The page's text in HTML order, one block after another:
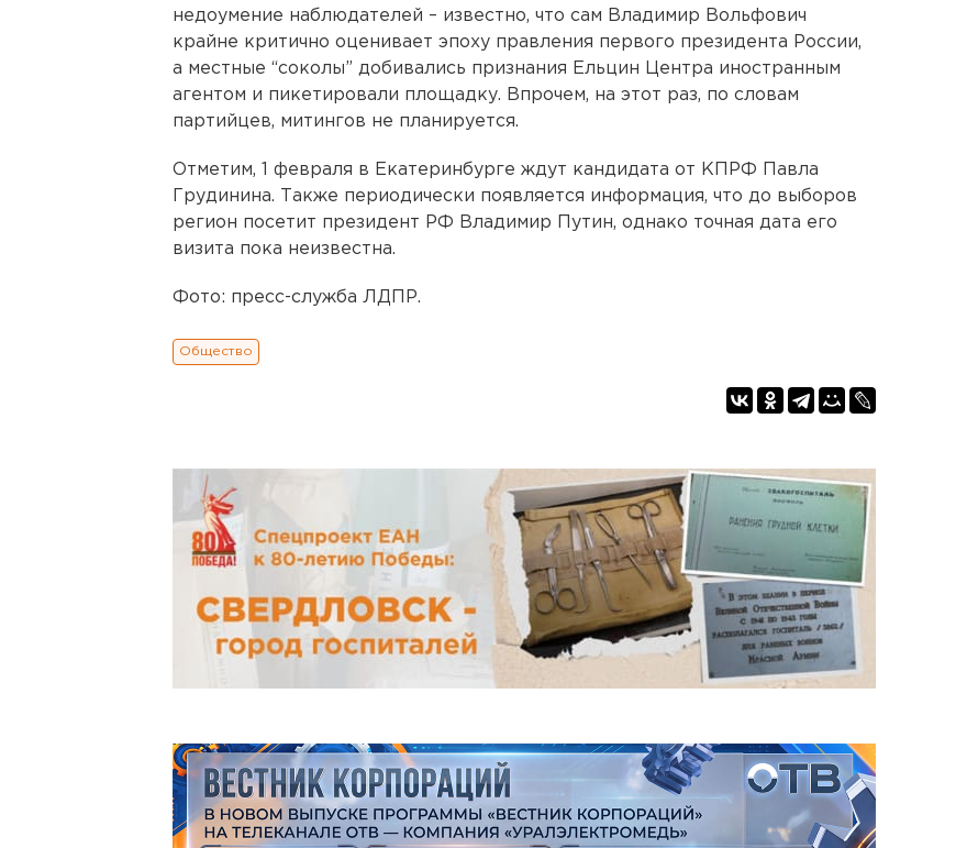
недоумение наблюдателей – известно, что сам Владимир Вольфович
крайне критично оценивает эпоху правления первого президента России,
а местные “соколы” добивались признания Ельцин Центра иностранным
агентом и пикетировали площадку. Впрочем, на этот раз, по словам
партийцев, митингов не планируется.
Отметим, 1 февраля в Екатеринбурге ждут кандидата от КПРФ Павла
Грудинина. Также периодически появляется информация, что до выборов
регион посетит президент РФ Владимир Путин, однако точная дата его
визита пока неизвестна.
Фото: пресс-служба ЛДПР.
Общество